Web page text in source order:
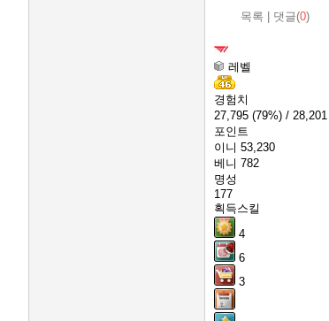
목록 | 댓글(0)
레벨
경험치
27,795 (79%) / 28,201
포인트
이니 53,230
베니 782
명성
177
획득스킬
4
6
3